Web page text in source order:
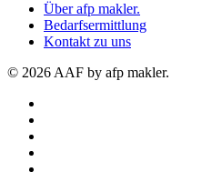
Über afp makler.
Bedarfsermittlung
Kontakt zu uns
© 2026 AAF by afp makler.